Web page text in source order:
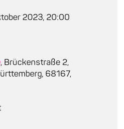
2023, 20:00
, Brückenstraße 2,
68167,